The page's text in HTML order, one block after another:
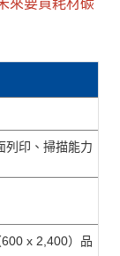
列印、掃描能力
x 2,400）品